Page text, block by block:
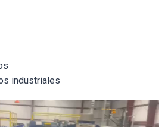
industriales